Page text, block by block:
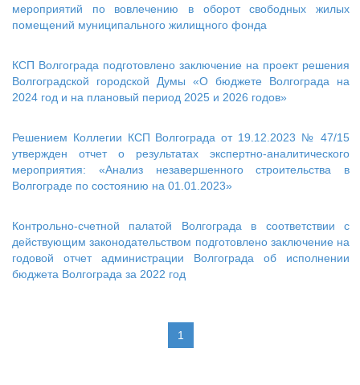
мероприятий по вовлечению в оборот свободных жилых
помещений муниципального жилищного фонда
КСП Волгограда подготовлено заключение на проект решения
Волгоградской городской Думы «О бюджете Волгограда на
2024 год и на плановый период 2025 и 2026 годов»
Решением Коллегии КСП Волгограда от 19.12.2023 № 47/15
утвержден отчет о результатах экспертно-аналитического
мероприятия: «Анализ незавершенного строительства в
Волгограде по состоянию на 01.01.2023»
Контрольно-счетной палатой Волгограда в соответствии с
действующим законодательством подготовлено заключение на
годовой отчет администрации Волгограда об исполнении
бюджета Волгограда за 2022 год
1